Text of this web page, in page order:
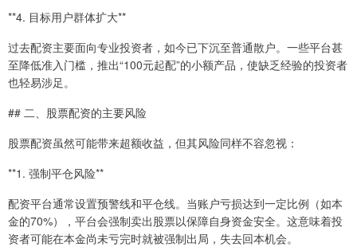
**4. 目标用户群体扩大**
过去配资主要面向专业投资者，如今已下沉至普通散户。一些平台甚
至降低准入门槛，推出“100元起配”的小额产品，使缺乏经验的投资者
也轻易涉足。
## 二、股票配资的主要风险
股票配资虽然可能带来超额收益，但其风险同样不容忽视：
**1. 强制平仓风险**
配资平台通常设置预警线和平仓线。当账户亏损达到一定比例（如本
金的70%），平台会强制卖出股票以保障自身资金安全。这意味着投
资者可能在本金尚未亏完时就被强制出局，失去回本机会。